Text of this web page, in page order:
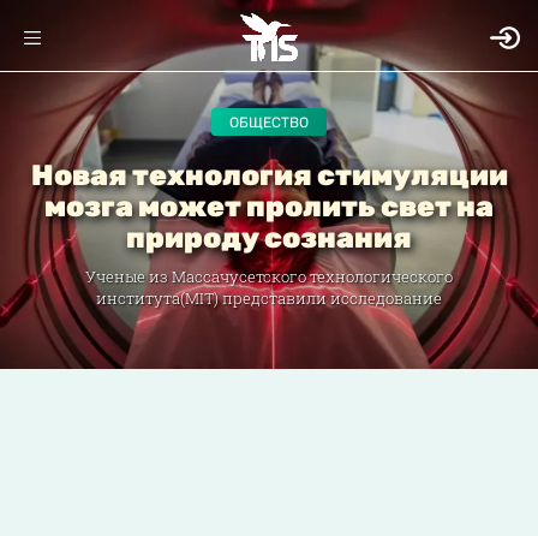
ОБЩЕСТВО
Новая технология стимуляции
мозга может пролить свет на
природу сознания
Ученые из Массачусетского технологического
института(MIT) представили исследование